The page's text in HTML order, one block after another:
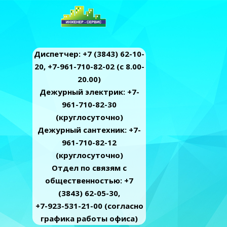
Диспетчер: +7 (3843) 62-10-
20, +7-961-710-82-02 (c 8.00-
20.00)
Дежурный электрик: +7-
961-710-82-30
(круглосуточно)
Дежурный сантехник: +7-
961-710-82-12
(круглосуточно)
Отдел по связям с
общественностью: +7
(3843) 62-05-30,
+7-923-531-21-00 (согласно
графика работы офиса)